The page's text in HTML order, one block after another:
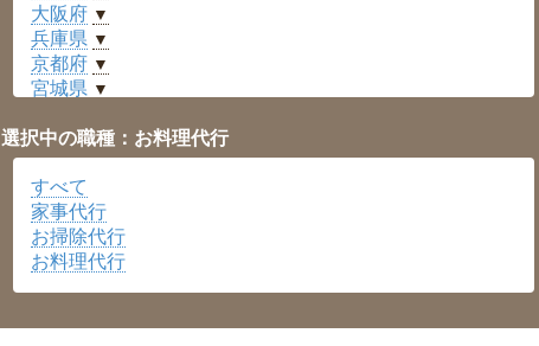
大阪府 ▼
兵庫県 ▼
京都府 ▼
宮城県 ▼
福井県 ▼
岡山県 ▼
広島県
沖縄県 ▼
選択中の職種：お料理代行
すべて
家事代行
お掃除代行
お料理代行